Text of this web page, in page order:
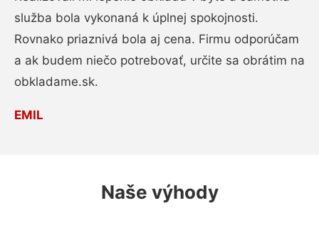
služba bola vykonaná k úplnej spokojnosti.
Rovnako priaznivá bola aj cena. Firmu odporúčam
a ak budem niečo potrebovať, určite sa obrátim na
obkladame.sk.
EMIL
Naše výhody